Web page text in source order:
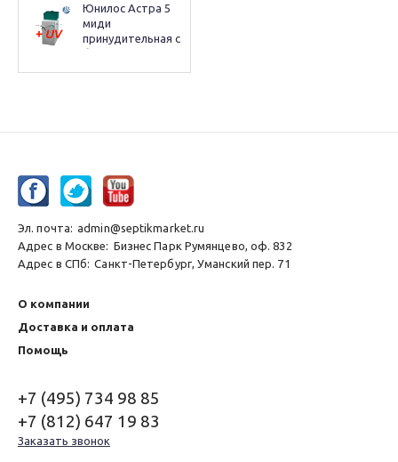
Юнилос Астра 5
миди
принудительная с
блоком
Эл. почта: admin@septikmarket.ru
Адрес в Москве: Бизнес Парк Румянцево, оф. 832
Адрес в СПб: Санкт-Петербург, Уманский пер. 71
О компании
Доставка и оплата
Помощь
+7 (495) 734 98 85
+7 (812) 647 19 83
Заказать звонок